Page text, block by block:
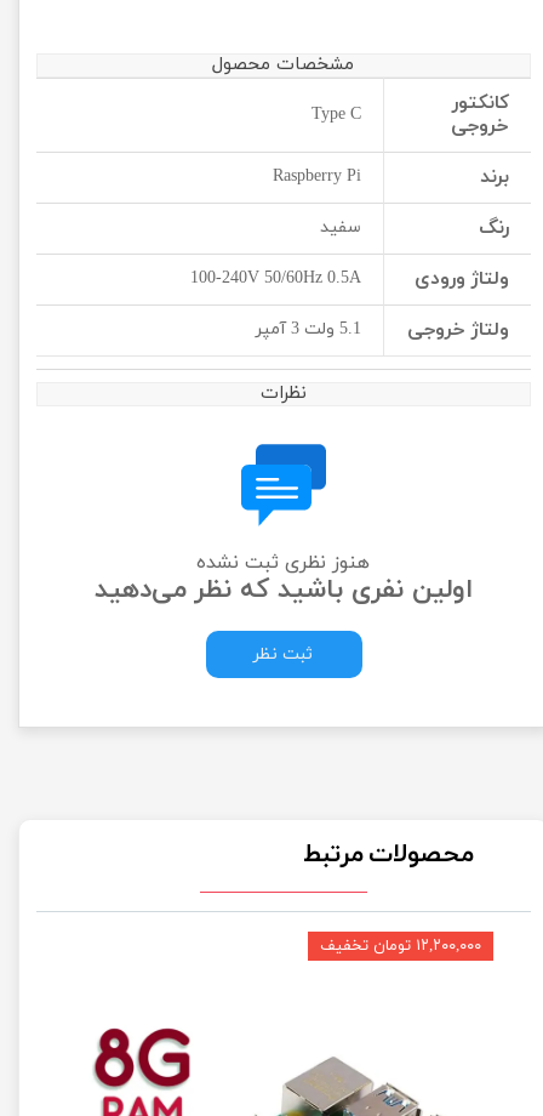
مشخصات محصول
کانکتور
خروجی
Type C
برند Raspberry Pi
رنگ سفید
ولتاژ ورودی 100-240V 50/60Hz 0.5A
ولتاژ خروجی 5.1 ولت 3 آمپر
نظرات
هنوز نظری ثبت نشده
اولین نفری باشید که نظر می‌دهید
ثبت نظر
محصولات مرتبط
۱۲,۲۰۰,۰۰۰ تومان تخفیف